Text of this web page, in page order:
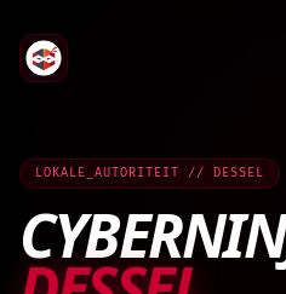
LOKALE_AUTORITEIT // DESSEL